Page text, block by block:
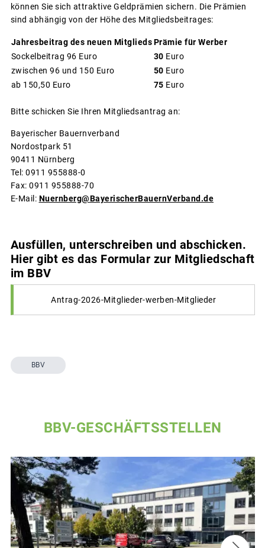
können Sie sich attraktive Geldprämien sichern. Die Prämien
sind abhängig von der Höhe des Mitgliedsbeitrages:
Jahresbeitrag des neuen MitgliedsPrämie für Werber
Sockelbeitrag 96 Euro
30 Euro
zwischen 96 und 150 Euro
50 Euro
ab 150,50 Euro
75 Euro
Bitte schicken Sie Ihren Mitgliedsantrag an:
Bayerischer Bauernverband
Nordostpark 51
90411 Nürnberg
Tel: 0911 955888-0
Fax: 0911 955888-70
E-Mail: Nuernberg@BayerischerBauernVerband.de
Ausfüllen, unterschreiben und abschicken.
Hier gibt es das Formular zur Mitgliedschaft
im BBV
Antrag-2026-Mitglieder-werben-Mitglieder
BBV
BBV-GESCHÄFTSSTELLEN